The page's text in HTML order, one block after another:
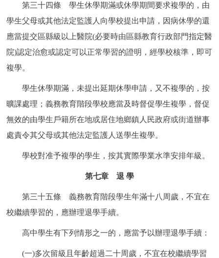
第三十四條 學生休學期滿或休學期間要求複學的，由
學生父母或其他法定監護人向學校提出申請，因病休學的還
應當提交區縣級以上醫院(必要時由區縣教育行政部門指定醫
院)認定治愈或認定可以正常學習的證明，經學校核準，即可
複學。
學生休學期滿，未提出延期休學申請，又不複學的，按
曠課處理；義務教育階段學校應當及時督促學生複學，督促
無效的由學生戶籍所在地或居住地鄉鎮人民政府或街道辦事
處責令其父母或其他法定監護人送學生複學。
學校對准予複學的學生，按其實際學業水準安排年級。
第七章 退 學
第三十五條 義務教育階段學生年滿十八周歲，不宜在
校繼續學習的，應辦理退學手續。
高中學生有下列情形之一的，應當予以辦理退學手續：
(一)多次留級且年齡超過二十周歲，不宜在校繼續學習